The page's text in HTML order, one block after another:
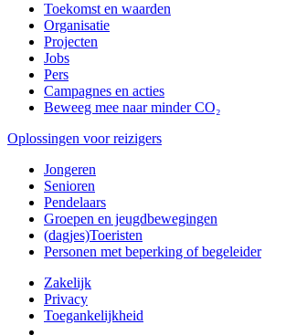
Toekomst en waarden
Organisatie
Projecten
Jobs
Pers
Campagnes en acties
Beweeg mee naar minder CO₂
Oplossingen voor reizigers
Jongeren
Senioren
Pendelaars
Groepen en jeugdbewegingen
(dagjes)Toeristen
Personen met beperking of begeleider
Zakelijk
Privacy
Toegankelijkheid